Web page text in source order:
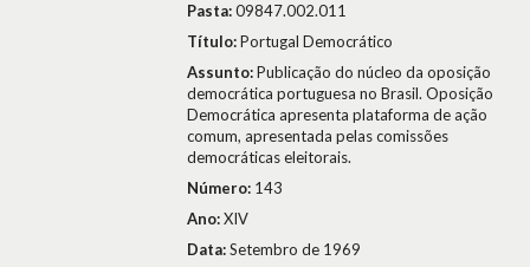
Pasta:09847.002.011
Título:Portugal Democrático
Assunto:Publicação do núcleo da oposição
democrática portuguesa no Brasil. Oposição
Democrática apresenta plataforma de ação
comum, apresentada pelas comissões
democráticas eleitorais.
Número: 143
Ano:XIV
Data:Setembro de 1969